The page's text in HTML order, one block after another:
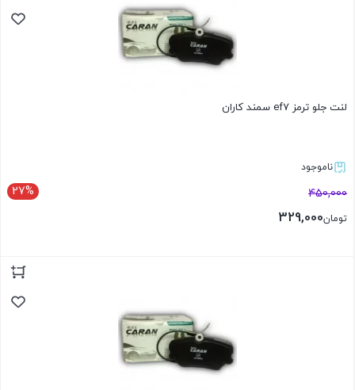
لنت جلو ترمز ef7 سمند کاران
ناموجود
27% 450,000
تومان329,000